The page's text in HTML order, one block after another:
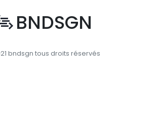
BNDSGN
bndsgn tous droits réservés